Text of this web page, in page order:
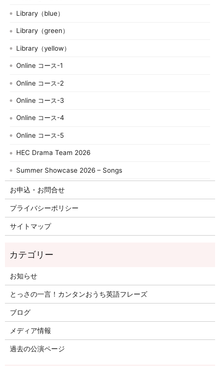
Library（blue）
Library（green）
Library（yellow）
Online コース-1
Online コース-2
Online コース-3
Online コース-4
Online コース-5
HEC Drama Team 2026
Summer Showcase 2026 – Songs
お申込・お問合せ
プライバシーポリシー
サイトマップ
お知らせ
とっさの一言！カンタンおうち英語フレーズ
ブログ
メディア情報
過去の公演ページ